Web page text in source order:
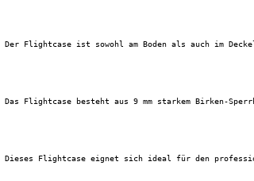
Der Flightcase ist sowohl am Boden als auch im
Das Flightcase besteht aus 9 mm starkem Birken-
Dieses Flightcase eignet sich ideal für den